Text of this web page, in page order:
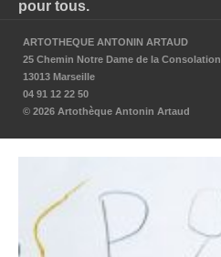
pour tous.
ARTOTHEQUE ANTONIN ARTAUD
25 Chemin Notre Dame de la Consolation
13013 Marseille
04 91 12 22 50
© 2026 Artothèque Antonin Artaud